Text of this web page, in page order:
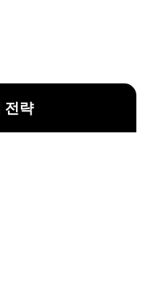
전략